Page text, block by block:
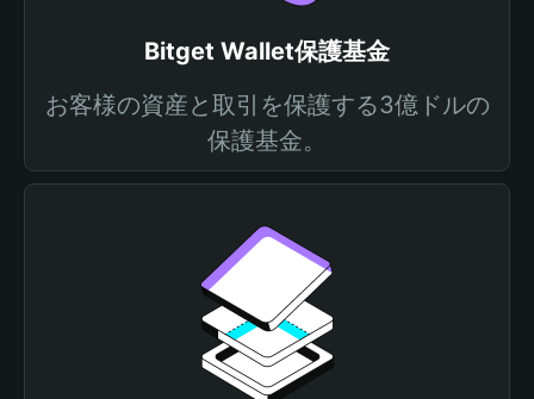
Bitget Wallet保護基金
お客様の資産と取引を保護する3億ドルの
保護基金。